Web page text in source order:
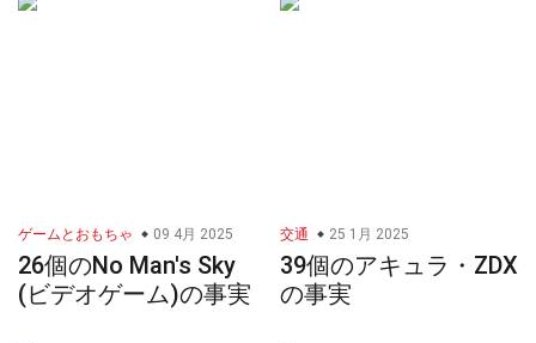
ゲームとおもちゃ 09 4月 2025
26個のNo Man's Sky
(ビデオゲーム)の事実
交通 25 1月 2025
39個のアキュラ・ZDX
の事実